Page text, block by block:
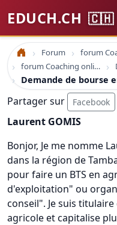
EDUCH.CH 🇨🇭
Accueil Forum
forum Coaching online formation professionelle emploi education
Demande de bourse
Partager sur Facebook
Laurent GOMIS
Bonjor, Je me nomme
dans la région de
pour faire un BTS en
d'exploitation" ou
conseil". Je suis
agricole et capitalise